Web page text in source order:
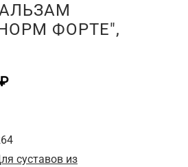
ФОРТЕ",
₽Текущая
суставов из